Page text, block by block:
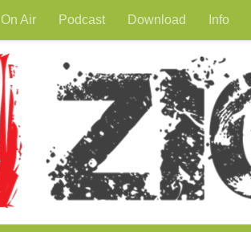
On Air Podcast Download Info